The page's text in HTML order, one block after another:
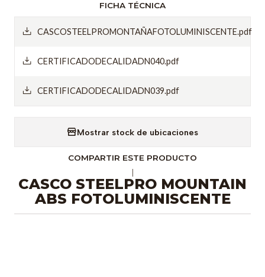
FICHA TÉCNICA
CASCOSTEELPROMONTAÑAFOTOLUMINISCENTE.pdf
CERTIFICADODECALIDADN040.pdf
CERTIFICADODECALIDADN039.pdf
Mostrar stock de ubicaciones
COMPARTIR ESTE PRODUCTO
CASCO STEELPRO MOUNTAIN
ABS FOTOLUMINISCENTE